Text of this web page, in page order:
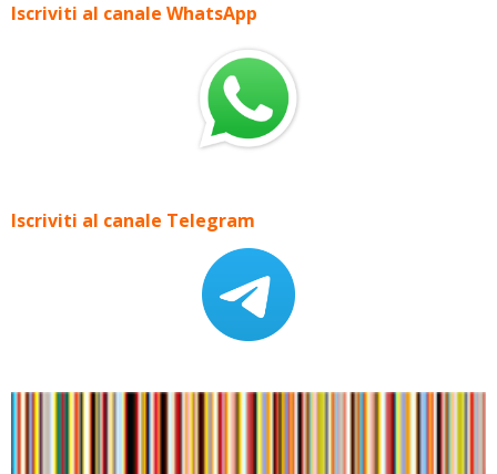
Iscriviti al canale WhatsApp
Iscriviti al canale Telegram